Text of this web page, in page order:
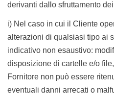
derivanti dallo sfruttamento
i) Nel caso in cui il Cliente
alterazioni di qualsiasi tipo ai
indicativo non esaustivo:
disposizione di cartelle e/o
Fornitore non può essere
eventuali danni arrecati o